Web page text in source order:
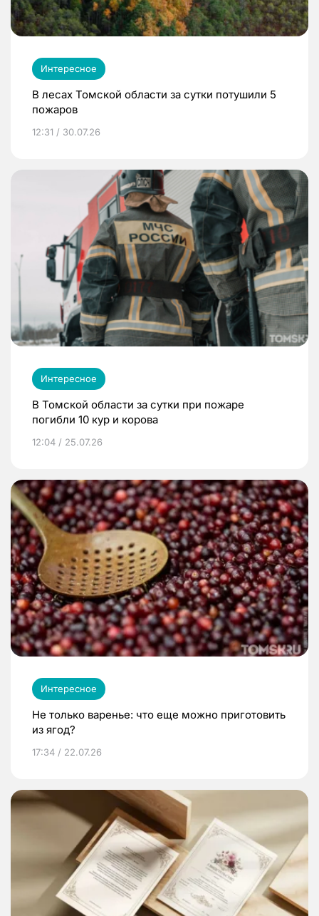
Интересное
В лесах Томской области за сутки потушили 5
пожаров
12:31 / 30.07.26
Интересное
В Томской области за сутки при пожаре
погибли 10 кур и корова
12:04 / 25.07.26
Интересное
Не только варенье: что еще можно приготовить
из ягод?
17:34 / 22.07.26